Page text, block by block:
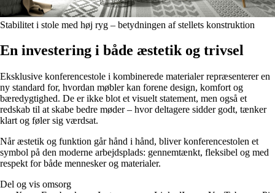
Stabilitet i stole med høj ryg – betydningen af stellets konstruktion
En investering i både æstetik og trivsel
Eksklusive konferencestole i kombinerede materialer repræsenterer en
ny standard for, hvordan møbler kan forene design, komfort og
bæredygtighed. De er ikke blot et visuelt statement, men også et
redskab til at skabe bedre møder – hvor deltagere sidder godt, tænker
klart og føler sig værdsat.
Når æstetik og funktion går hånd i hånd, bliver konferencestolen et
symbol på den moderne arbejdsplads: gennemtænkt, fleksibel og med
respekt for både mennesker og materialer.
Del og vis omsorg